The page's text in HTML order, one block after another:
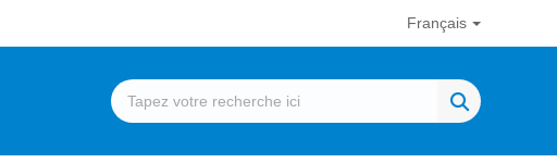
Français